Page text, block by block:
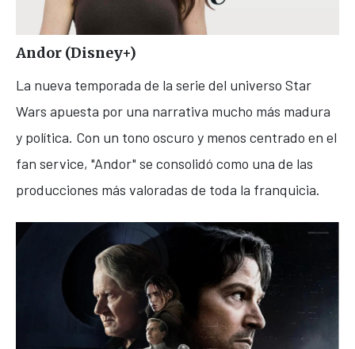
Andor (Disney+)
La nueva temporada de la serie del universo Star
Wars apuesta por una narrativa mucho más madura
y política. Con un tono oscuro y menos centrado en el
fan service, "Andor" se consolidó como una de las
producciones más valoradas de toda la franquicia.